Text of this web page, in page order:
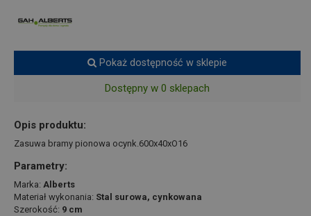
Pokaż dostępność w sklepie
Dostępny w 0 sklepach
Opis produktu:
Zasuwa bramy pionowa ocynk.600x40xO16
Parametry:
Marka: Alberts
Materiał wykonania: Stal surowa, cynkowana
Szerokość: 9 cm